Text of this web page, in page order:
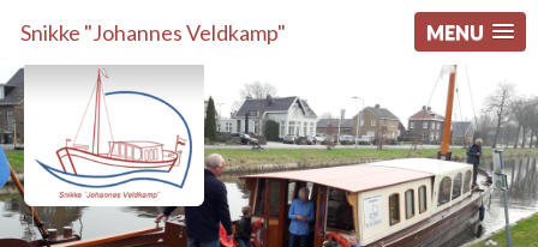
Snikke "Johannes Veldkamp" MENU